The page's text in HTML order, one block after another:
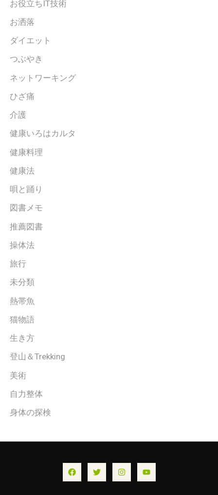
お役立ちIT技術
お洒落
ダイエット
つぶやき
ネットワーキング
ひざ痛
介護
健康いろはカルタ
健康料理
健康法
唄と踊り
図書メモ
推薦図書
操体法
旅行
未分類
熱帯魚
猫物語
生き方
登山＆Trekking
美術
自力整体
身体の探検